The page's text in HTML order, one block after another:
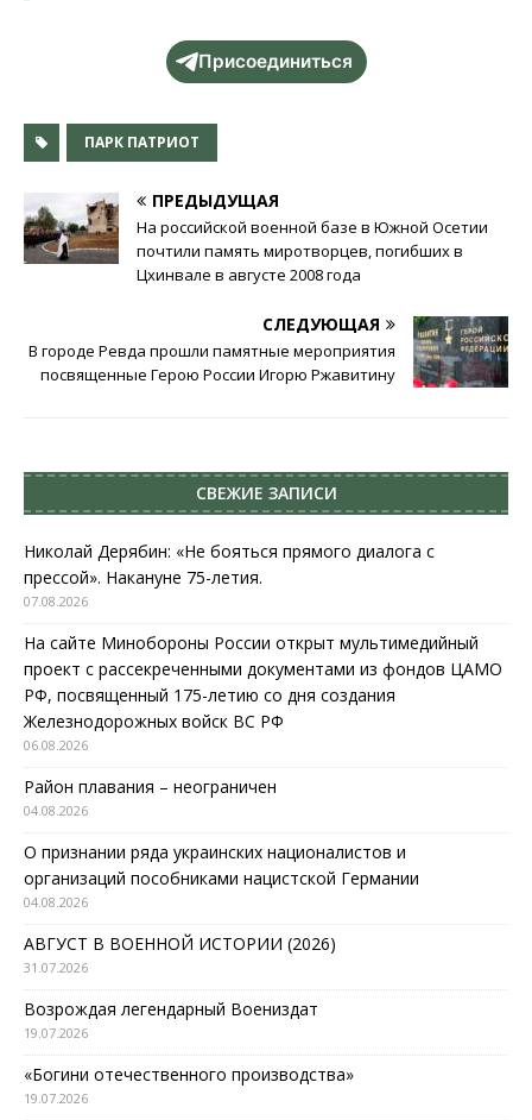
Присоединиться
ПАРК ПАТРИОТ
ПРЕДЫДУЩАЯ
На российской военной базе в Южной Осетии
почтили память миротворцев, погибших в
Цхинвале в августе 2008 года
СЛЕДУЮЩАЯ
В городе Ревда прошли памятные мероприятия
посвященные Герою России Игорю Ржавитину
СВЕЖИЕ ЗАПИСИ
Николай Дерябин: «Не бояться прямого диалога с
прессой». Накануне 75-летия.
07.08.2026
На сайте Минобороны России открыт мультимедийный
проект с рассекреченными документами из фондов ЦАМО
РФ, посвященный 175-летию со дня создания
Железнодорожных войск ВС РФ
06.08.2026
Район плавания – неограничен
04.08.2026
О признании ряда украинских националистов и
организаций пособниками нацистской Германии
04.08.2026
АВГУСТ В ВОЕННОЙ ИСТОРИИ (2026)
31.07.2026
Возрождая легендарный Воениздат
19.07.2026
«Богини отечественного производства»
19.07.2026